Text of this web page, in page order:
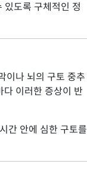
있도록 구체적인 정
이나 뇌의 구토 중추
다 이러한 증상이 반
간 안에 심한 구토를